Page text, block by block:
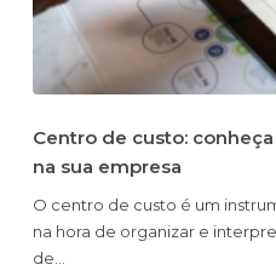
Centro de custo:
na sua empresa
O centro de custo é um
na hora de organizar e
de…